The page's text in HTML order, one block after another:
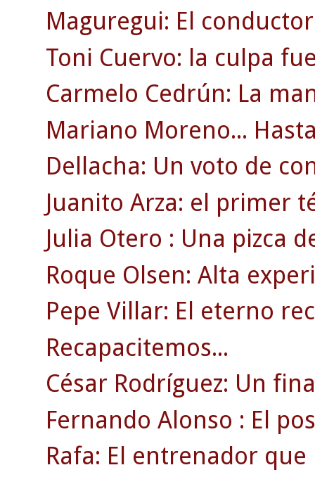
Maguregui: El
Toni Cuervo: la culpa
Carmelo Cedrún: La
Mariano Moreno...
Dellacha: Un voto de
Juanito Arza: el primer
Julia Otero : Una pizca
Roque Olsen: Alta
Pepe Villar: El eterno
Recapacitemos...
César Rodríguez: Un
Fernando Alonso : El
Rafa: El entrenador